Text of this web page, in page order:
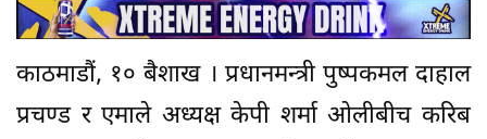
काठमाडौं, १० बैशाख । प्रधानमन्त्री पुष्पकमल दाहाल
प्रचण्ड र एमाले अध्यक्ष केपी शर्मा ओलीबीच करिब